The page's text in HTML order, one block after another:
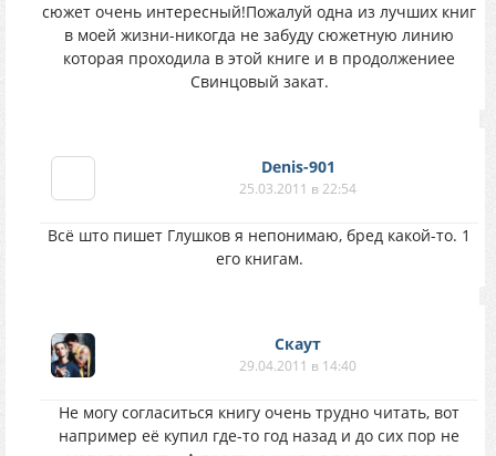
сюжет очень интересный!Пожалуй одна из лучших книг
в моей жизни-никогда не забуду сюжетную линию
которая проходила в этой книге и в продолжениее
Свинцовый закат.
Denis-901
25.03.2011 в 22:54
Всё што пишет Глушков я непонимаю, бред какой-то. 1
его книгам.
Скаут
29.04.2011 в 14:40
Не могу согласиться книгу очень трудно читать, вот
например её купил где-то год назад и до сих пор не